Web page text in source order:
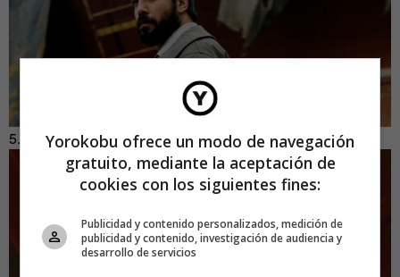
5. ¿Deberíamos recuperar la concentración?
Yorokobu ofrece un modo de navegación
gratuito, mediante la aceptación de
cookies con los siguientes fines:
Publicidad y contenido personalizados, medición de
publicidad y contenido, investigación de audiencia y
desarrollo de servicios